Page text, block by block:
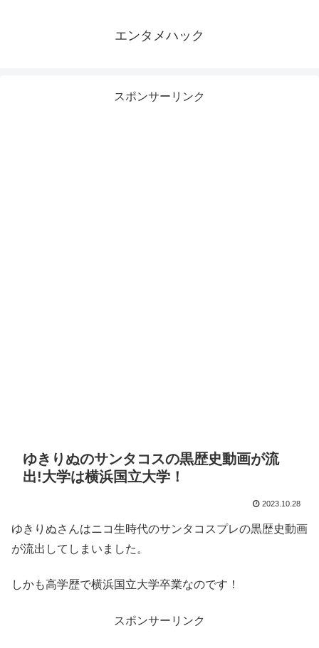
エンタメハック
スポンサーリンク
ゆきりぬのサンタコスの黒歴史動画が流
出!大学は横浜国立大学！
2023.10.28
ゆきりぬさんはニコ生時代のサンタコスプレの黒歴史動画
が流出してしまいました。
しかも高学歴で横浜国立大学卒業なのです！
スポンサーリンク